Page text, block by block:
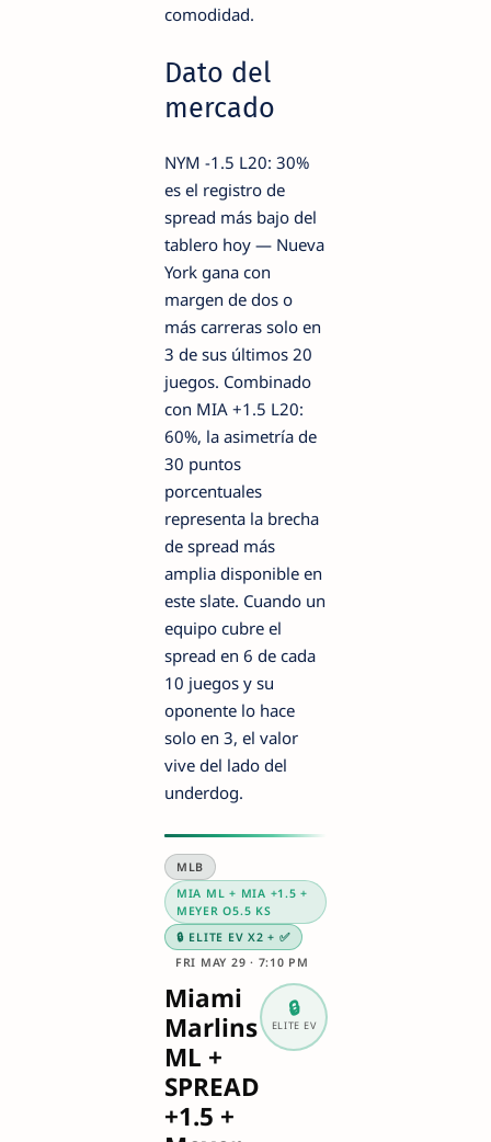
comodidad.
Dato del
mercado
NYM -1.5 L20: 30%
es el registro de
spread más bajo del
tablero hoy — Nueva
York gana con
margen de dos o
más carreras solo en
3 de sus últimos 20
juegos. Combinado
con MIA +1.5 L20:
60%, la asimetría de
30 puntos
porcentuales
representa la brecha
de spread más
amplia disponible en
este slate. Cuando un
equipo cubre el
spread en 6 de cada
10 juegos y su
oponente lo hace
solo en 3, el valor
vive del lado del
underdog.
MLB
MIA ML + MIA +1.5 +
MEYER O5.5 KS
🔒 ELITE EV X2 + ✅
FRI MAY 29 · 7:10 PM
Miami
Marlins
ML +
SPREAD
+1.5 +
🔒
ELITE EV